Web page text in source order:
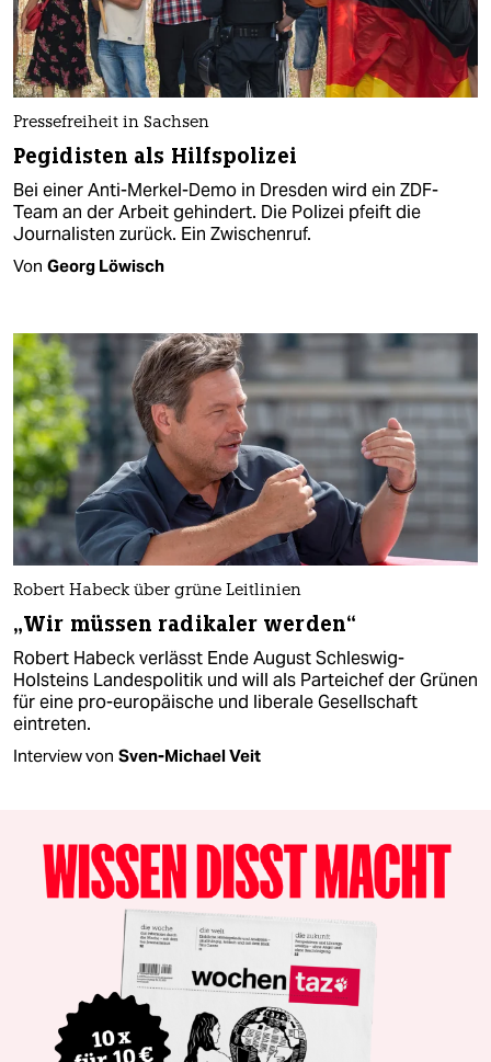
Pressefreiheit in Sachsen
Pegidisten als Hilfspolizei
Bei einer Anti-Merkel-Demo in Dresden wird ein ZDF-
Team an der Arbeit gehindert. Die Polizei pfeift die
Journalisten zurück. Ein Zwischenruf.
Von Georg Löwisch
Robert Habeck über grüne Leitlinien
„Wir müssen radikaler werden“
Robert Habeck verlässt Ende August Schleswig-
Holsteins Landespolitik und will als Parteichef der Grünen
für eine pro-europäische und liberale Gesellschaft
eintreten.
Interview von Sven-Michael Veit